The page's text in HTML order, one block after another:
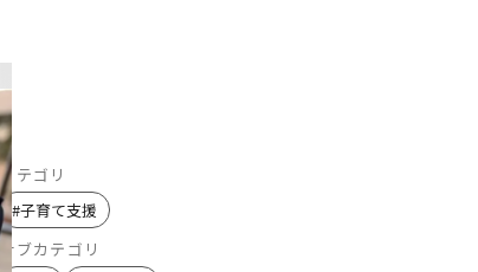
カテゴリ
#子育て支援
サブカテゴリ